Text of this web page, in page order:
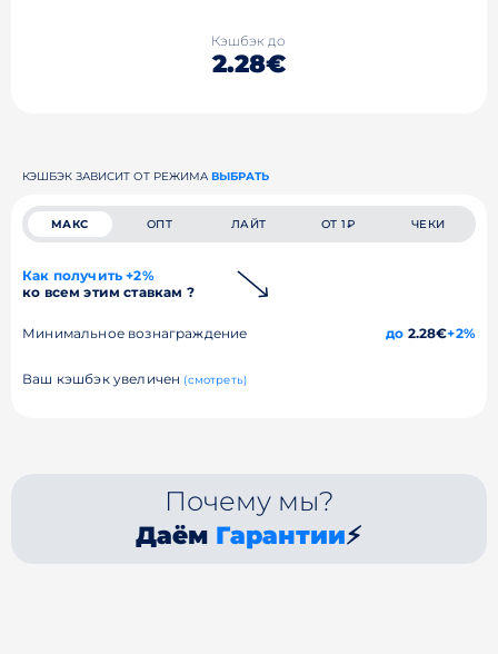
Кэшбэк до
2.28€
КЭШБЭК ЗАВИСИТ ОТ РЕЖИМА ВЫБРАТЬ
МАКС ОПТ ЛАЙТ ОТ 1₽ ЧЕКИ
Как получить +2%
ко всем этим ставкам ?
Минимальное вознаграждение до 2.28€+2%
Ваш кэшбэк увеличен (смотреть)
Почему мы?
Даём Гарантии⚡